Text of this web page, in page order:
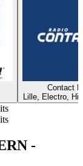
Contact
Lille, Electro,
-